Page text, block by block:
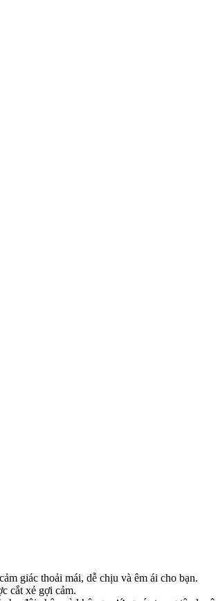
giác thoải mái, dễ chịu và êm ái cho bạn.
cắt xẻ gợi cảm.